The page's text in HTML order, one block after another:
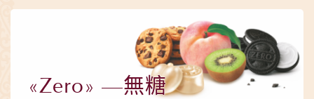
«Zero» —無糖